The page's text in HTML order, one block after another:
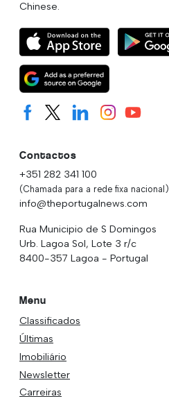
Chinese.
Contactos
+351 282 341 100
(Chamada para a rede fixa nacional)
info@theportugalnews.com
Rua Municipio de S Domingos
Urb. Lagoa Sol, Lote 3 r/c
8400-357 Lagoa - Portugal
Menu
Classificados
Últimas
Imobiliário
Newsletter
Carreiras